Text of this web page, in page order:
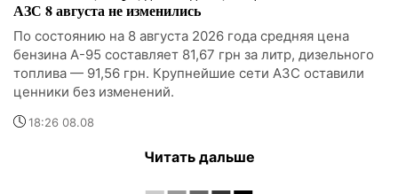
АЗС 8 августа не изменились
По состоянию на 8 августа 2026 года средняя цена
бензина А-95 составляет 81,67 грн за литр, дизельного
топлива — 91,56 грн. Крупнейшие сети АЗС оставили
ценники без изменений.
18:26 08.08
Читать дальше